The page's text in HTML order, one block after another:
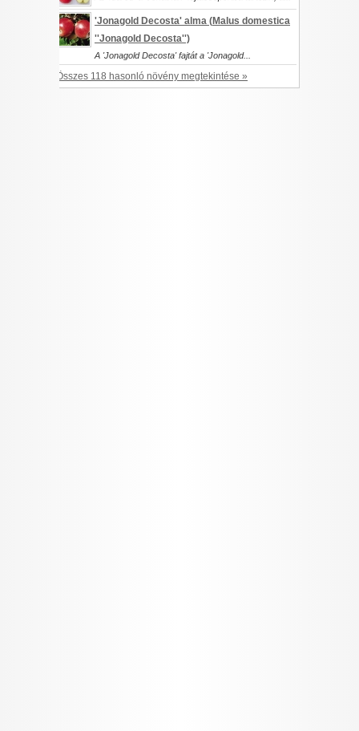
'Jonagold Decosta' alma (Malus domestica
''Jonagold Decosta'')
A 'Jonagold Decosta' fajtát a 'Jonagold...
Összes 118 hasonló növény megtekintése »